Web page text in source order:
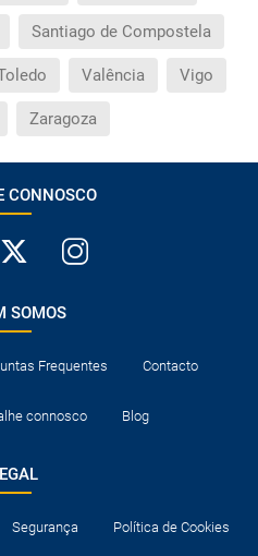
Santiago de Compostela
Valência Vigo
Zaragoza
CONNOSCO
SOMOS
Frequentes Contacto
connosco Blog
Segurança Política de Cookies